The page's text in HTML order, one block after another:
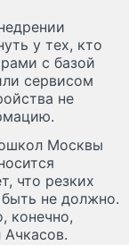
у тех, кто
с базой
сервисом
не
Москвы
что резких
не должно.
конечно,